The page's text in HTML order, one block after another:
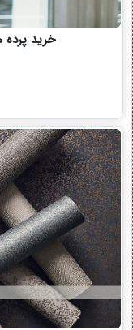
خرید پرده